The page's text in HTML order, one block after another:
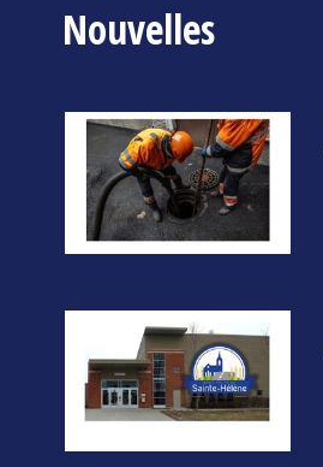
Nouvelles